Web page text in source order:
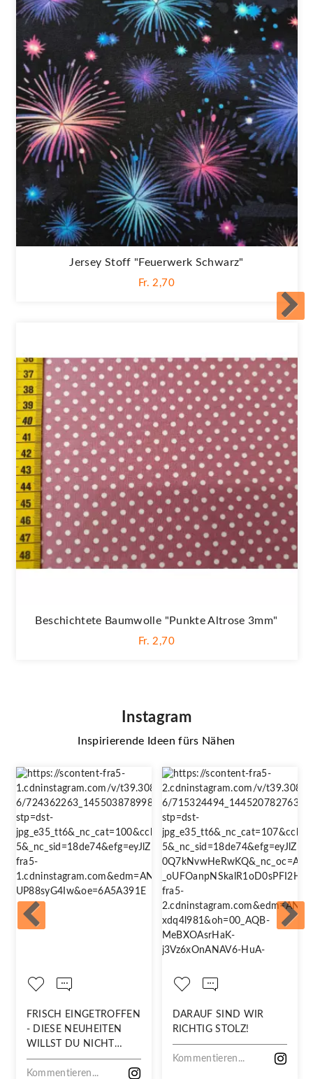
Jersey Stoff "Feuerwerk Schwarz"
Fr. 2,70
Beschichtete Baumwolle "Punkte Altrose 3mm"
Fr. 2,70
Instagram
Inspirierende Ideen fürs Nähen
FRISCH EINGETROFFEN
- DIESE NEUHEITEN
WILLST DU NICHT
VERPASSEN!
Kommentieren...
DARAUF SIND WIR
RICHTIG STOLZ!
Kommentieren...